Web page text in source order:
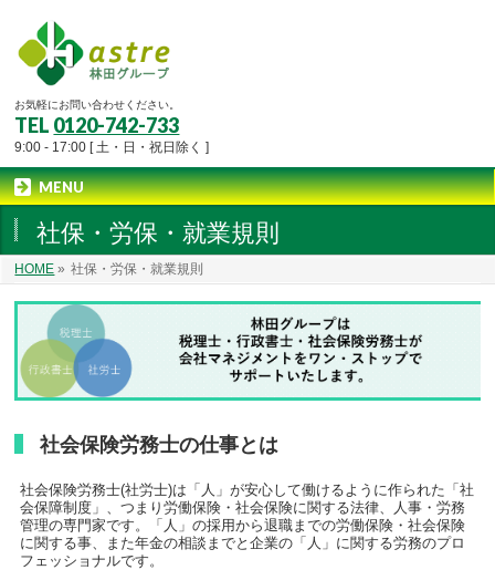
お気軽にお問い合わせください。
TEL 0120-742-733
9:00 - 17:00 [ 土・日・祝日除く ]
MENU
社保・労保・就業規則
HOME » 社保・労保・就業規則
社会保険労務士の仕事とは
社会保険労務士(社労士)は「人」が安心して働けるように作られた「社
会保障制度」、つまり労働保険・社会保険に関する法律、人事・労務
管理の専門家です。「人」の採用から退職までの労働保険・社会保険
に関する事、また年金の相談までと企業の「人」に関する労務のプロ
フェッショナルです。